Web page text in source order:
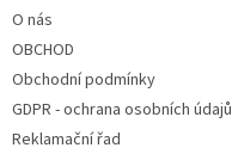
O nás
OBCHOD
Obchodní podmínky
GDPR - ochrana osobních údajů
Reklamační řad